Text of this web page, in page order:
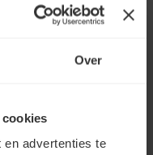
Over
en advertenties te
het product waardoor
niet met toestemming